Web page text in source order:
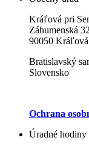
Kráľová pri
Záhumenská
90050
Bratislavský
Slovensko
Ochrana
Úradné hodiny